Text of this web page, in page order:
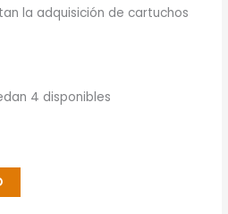
la adquisición de cartuchos
4 disponibles